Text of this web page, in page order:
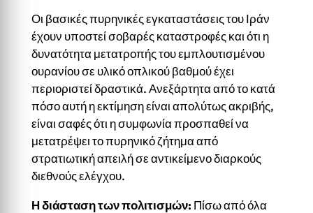
Οι βασικές πυρηνικές εγκαταστάσεις του Ιράν
έχουν υποστεί σοβαρές καταστροφές και ότι η
δυνατότητα μετατροπής του εμπλουτισμένου
ουρανίου σε υλικό οπλικού βαθμού έχει
περιοριστεί δραστικά. Ανεξάρτητα από το κατά
πόσο αυτή η εκτίμηση είναι απολύτως ακριβής,
είναι σαφές ότι η συμφωνία προσπαθεί να
μετατρέψει το πυρηνικό ζήτημα από
στρατιωτική απειλή σε αντικείμενο διαρκούς
διεθνούς ελέγχου.
Η διάσταση των πολιτισμών: Πίσω από όλα